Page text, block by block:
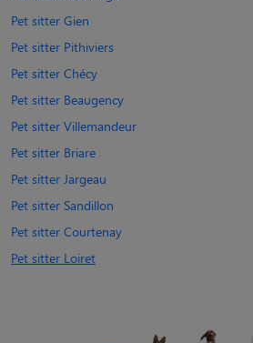
Pet sitter Gien
Pet sitter Pithiviers
Pet sitter Chécy
Pet sitter Beaugency
Pet sitter Villemandeur
Pet sitter Briare
Pet sitter Jargeau
Pet sitter Sandillon
Pet sitter Courtenay
Pet sitter Loiret